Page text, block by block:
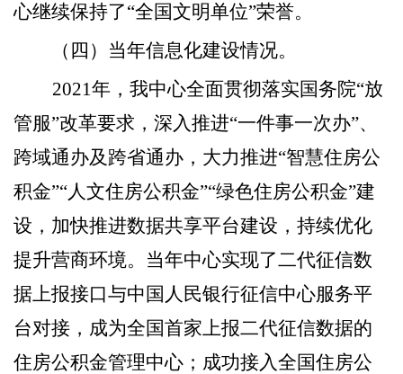
心继续保持了“全国文明单位”荣誉。
（四） 当年信息化建设情况。
2021年，我中心全面贯彻落实国务院“放
管服”改革要求， 深入推进“一件事一次办”、
跨域通办及跨省通办，大力推进“智慧住房公
积金”“人文住房公积金”“绿色住房公积金”建
设，加快推进数据共享平台建设，持续优化
提升营商环境。当年中心实现了二代征信数
据上报接口与中国人民银行征信中心服务平
台对接，成为全国首家上报二代征信数据的
住房公积金管理中心；成功接入全国住房公